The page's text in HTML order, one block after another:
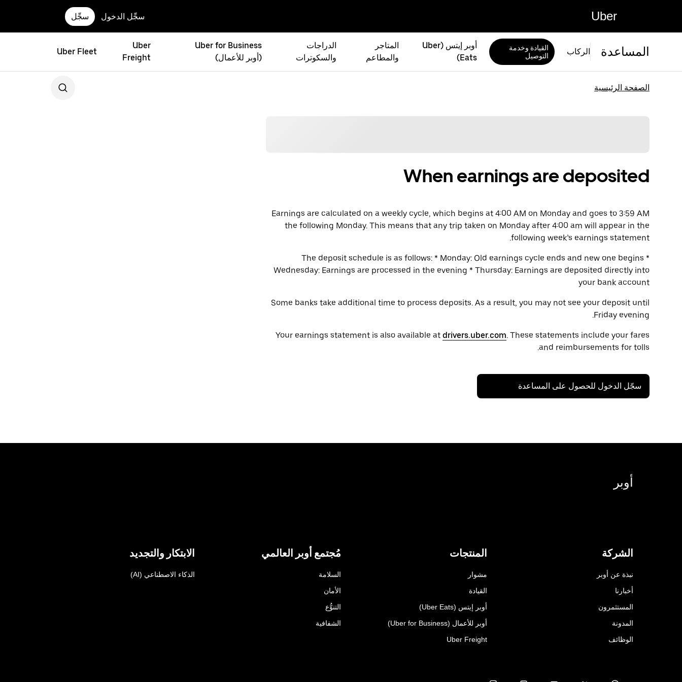
Uber سجِّل الدخول سجِّل
المساعدة الركاب
القيادة وخدمة
التوصيل
أوبر إيتس (Uber
Eats)
المتاجر
والمطاعم
الدراجات
والسكوترات
Uber for Business
(أوبر للأعمال)
Uber
Freight
Uber Fleet
الصفحة الرئيسية
When earnings are deposited
Earnings are calculated on a weekly cycle, which begins at 4:00 AM on Monday and goes to 3:59 AM
the following Monday. This means that any trip taken on Monday after 4:00 am will appear in the
following week’s earnings statement.
The deposit schedule is as follows: * Monday: Old earnings cycle ends and new one begins *
Wednesday: Earnings are processed in the evening * Thursday: Earnings are deposited directly into
your bank account
Some banks take additional time to process deposits. As a result, you may not see your deposit until
Friday evening.
Your earnings statement is also available at drivers.uber.com. These statements include your fares
and reimbursements for tolls.
سجّل الدخول للحصول على المساعدة
أوبر
الشركة
نبذة عن أوبر
أخبارنا
المستثمرون
المدونة
الوظائف
المنتجات
مشوار
القيادة
أوبر إيتس (Uber Eats)
أوبر للأعمال (Uber for Business)
Uber Freight
مُجتمع أوبر العالمي
السلامة
الأمان
التنوُّع
الشفافية
الابتكار والتجديد
الذكاء الاصطناعي (AI)